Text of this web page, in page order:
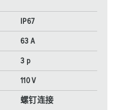
IP67
63 A
3 p
110 V
螺钉连接